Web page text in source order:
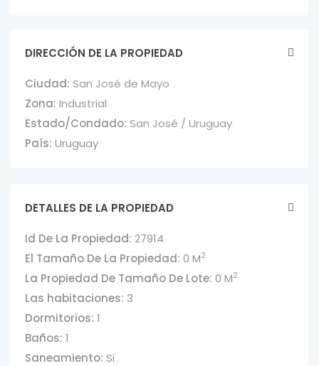
DIRECCIÓN DE LA PROPIEDAD
Ciudad: San José de Mayo
Zona: Industrial
Estado/Condado: San José / Uruguay
País: Uruguay
DETALLES DE LA PROPIEDAD
Id De La Propiedad: 27914
El Tamaño De La Propiedad: 0 M2
La Propiedad De Tamaño De Lote: 0 M2
Las habitaciones: 3
Dormitorios: 1
Baños: 1
Saneamiento: Si